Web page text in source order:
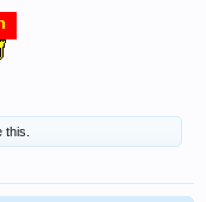
this.